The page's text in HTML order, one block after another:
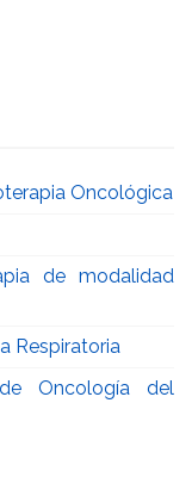
Oncológica
de modalidad
Respiratoria
de Oncología del